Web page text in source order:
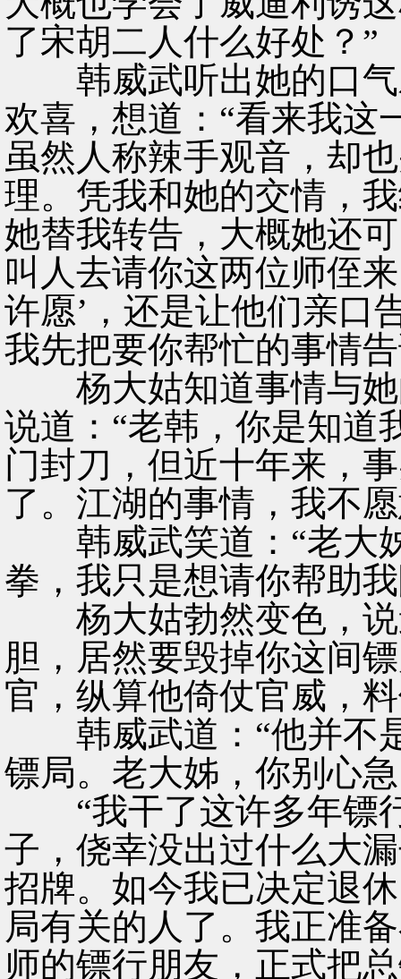
了宋胡二人什么好处？”
韩威武听出她的口气
欢喜，想道：“看来我这
虽然人称辣手观音，却
理。凭我和她的交情，
她替我转告，大概她还
叫人去请你这两位师侄
许愿’，还是让他们亲口
我先把要你帮忙的事情
杨大姑知道事情与她
说道：“老韩，你是知道
门封刀，但近十年来，
了。江湖的事情，我不
韩威武笑道：“老大
拳，我只是想请你帮助
杨大姑勃然变色，说
胆，居然要毁掉你这间
官，纵算他倚仗官威，
韩威武道：“他并不
镖局。老大姊，你别心
“我干了这许多年镖
子，侥幸没出过什么大
招牌。如今我已决定退
局有关的人了。我正准
师的镖行朋友，正式把